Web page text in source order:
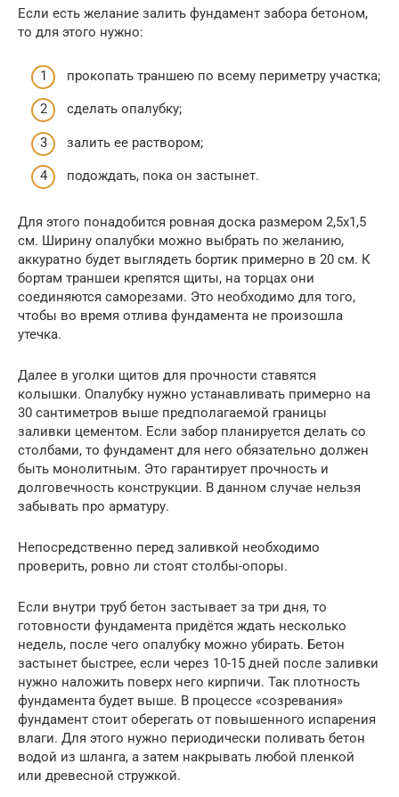
Если есть желание залить фундамент забора бетоном,
то для этого нужно:
прокопать траншею по всему периметру участка;
сделать опалубку;
залить ее раствором;
подождать, пока он застынет.
Для этого понадобится ровная доска размером 2,5х1,5
см. Ширину опалубки можно выбрать по желанию,
аккуратно будет выглядеть бортик примерно в 20 см. К
бортам траншеи крепятся щиты, на торцах они
соединяются саморезами. Это необходимо для того,
чтобы во время отлива фундамента не произошла
утечка.
Далее в уголки щитов для прочности ставятся
колышки. Опалубку нужно устанавливать примерно на
30 сантиметров выше предполагаемой границы
заливки цементом. Если забор планируется делать со
столбами, то фундамент для него обязательно должен
быть монолитным. Это гарантирует прочность и
долговечность конструкции. В данном случае нельзя
забывать про арматуру.
Непосредственно перед заливкой необходимо
проверить, ровно ли стоят столбы-опоры.
Если внутри труб бетон застывает за три дня, то
готовности фундамента придётся ждать несколько
недель, после чего опалубку можно убирать. Бетон
застынет быстрее, если через 10-15 дней после заливки
нужно наложить поверх него кирпичи. Так плотность
фундамента будет выше. В процессе «созревания»
фундамент стоит оберегать от повышенного испарения
влаги. Для этого нужно периодически поливать бетон
водой из шланга, а затем накрывать любой пленкой
или древесной стружкой.